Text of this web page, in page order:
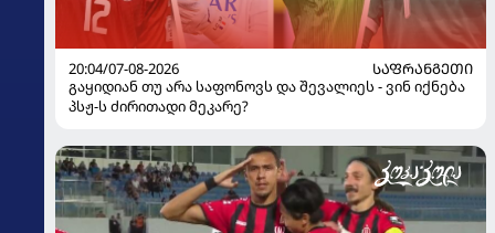
20:04/07-08-2026
ᲡᲐᲤᲠᲐᲜᲒᲔᲗᲘ
გაყიდიან თუ არა საფონოვს და შევალიეს - ვინ იქნება
პსჟ-ს ძირითადი მეკარე?